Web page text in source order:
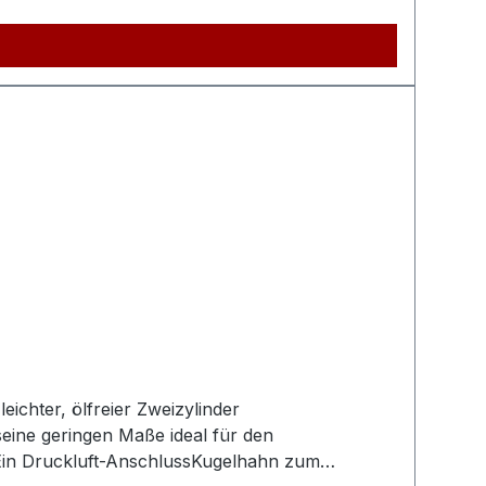
(Produkt) ca.810mmGewicht (Netto)
Lw91dB(A)Schalldruckpegel
ölfreier Zweizylinder
geringen Maße ideal für den
Druckluft-AnschlussKugelhahn zum